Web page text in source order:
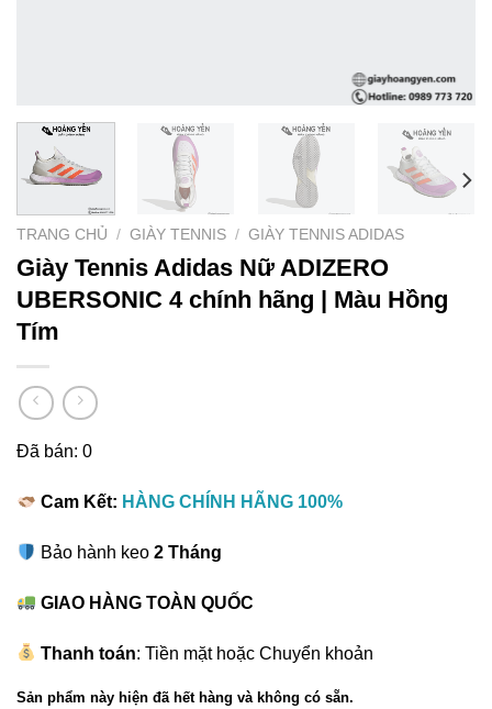
TRANG CHỦ / GIÀY TENNIS / GIÀY TENNIS ADIDAS
Giày Tennis Adidas Nữ ADIZERO
UBERSONIC 4 chính hãng | Màu Hồng
Tím
Đã bán: 0
Cam Kết: HÀNG CHÍNH HÃNG 100%
Bảo hành keo 2 Tháng
GIAO HÀNG TOÀN QUỐC
Thanh toán: Tiền mặt hoặc Chuyển khoản
Sản phẩm này hiện đã hết hàng và không có sẵn.